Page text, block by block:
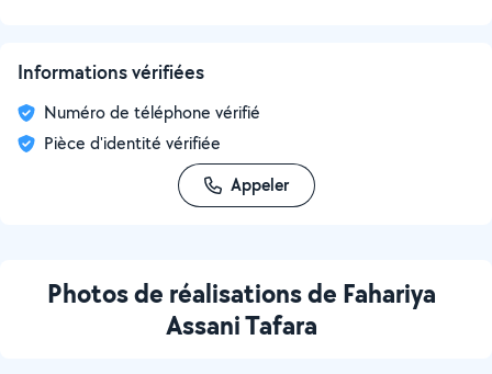
Informations vérifiées
Numéro de téléphone vérifié
Pièce d'identité vérifiée
Appeler
Photos de réalisations de Fahariya
Assani Tafara